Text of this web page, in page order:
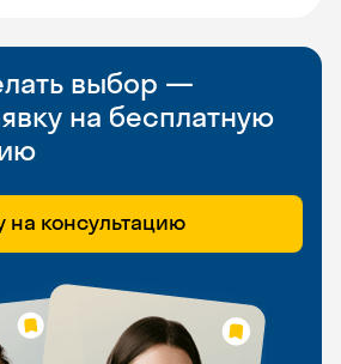
выбор —
на бесплатную
на консультацию